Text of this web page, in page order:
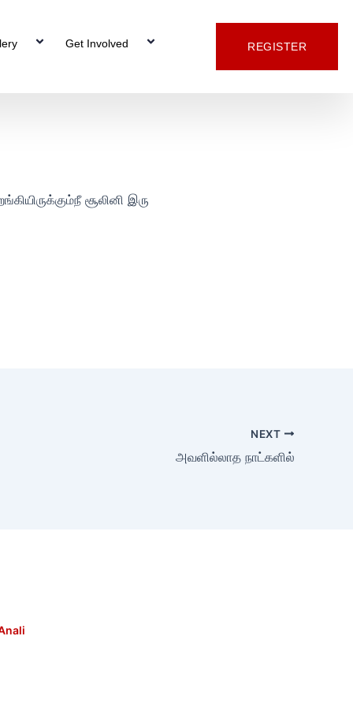
Get Involved REGISTER
சூலினி இரு
NEXT
அவளில்லாத நாட்களில்